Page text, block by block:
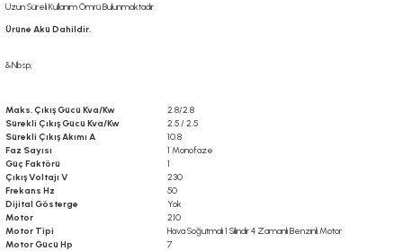
Uzun Süreli Kullanım Ömrü Bulunmaktadır.
Ürüne Akü Dahildir.
&Nbsp;
Maks. Çıkış Gücü Kva/Kw
2.8/2.8
Sürekli Çıkış Gücü Kva/Kw
2.5 / 2.5
Sürekli Çıkış Akımı A
10.8
Faz Sayısı
1 Monofaze
Güç Faktörü
1
Çıkış Voltajı V
230
Frekans Hz
50
Dijital Gösterge
Yok
Motor
210
Motor Tipi
Hava Soğutmalı 1 Silindir 4 Zamanlı Benzinli Motor
Motor Gücü Hp
7